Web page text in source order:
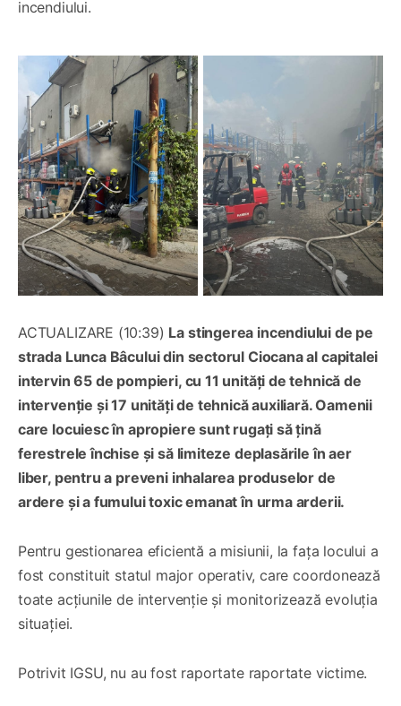
incendiului.
ACTUALIZARE (10:39) La stingerea incendiului de pe
strada Lunca Bâcului din sectorul Ciocana al capitalei
intervin 65 de pompieri, cu 11 unități de tehnică de
intervenție și 17 unități de tehnică auxiliară. Oamenii
care locuiesc în apropiere sunt rugați să țină
ferestrele închise și să limiteze deplasările în aer
liber, pentru a preveni inhalarea produselor de
ardere și a fumului toxic emanat în urma arderii.
Pentru gestionarea eficientă a misiunii, la fața locului a
fost constituit statul major operativ, care coordonează
toate acțiunile de intervenție și monitorizează evoluția
situației.
Potrivit IGSU, nu au fost raportate raportate victime.